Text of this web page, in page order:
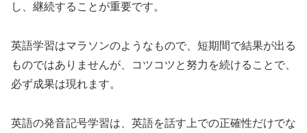
し、継続することが重要です。
英語学習はマラソンのようなもので、短期間で結果が出る
ものではありませんが、コツコツと努力を続けることで、
必ず成果は現れます。
英語の発音記号学習は、英語を話す上での正確性だけでな